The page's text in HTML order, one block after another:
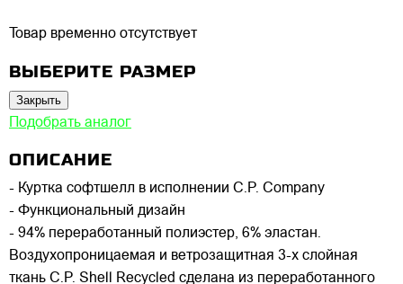
Товар временно отсутствует
ВЫБЕРИТЕ РАЗМЕР
Закрыть
Подобрать аналог
ОПИСАНИЕ
- Куртка софтшелл в исполнении C.P. Company
- Функциональный дизайн
- 94% переработанный полиэстер, 6% эластан.
Воздухопроницаемая и ветрозащитная 3-х слойная
ткань C.P. Shell Recycled сделана из переработанного